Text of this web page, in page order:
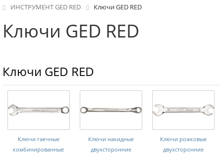
ИНСТРУМЕНТ GED RED
Ключи GED RED
Ключи GED RED
Ключи GED RED
Ключи гаечные
комбинированные
Ключи накидные
двухсторонние
Ключи рожковые
двухсторонние